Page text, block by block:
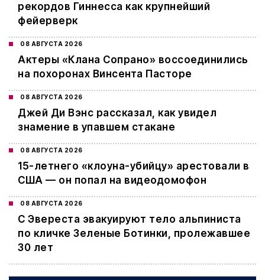
рекордов Гиннесса как крупнейший
фейерверк
08 АВГУСТА 2026
Актеры «Клана Сопрано» воссоединились
на похоронах Винсента Пасторе
08 АВГУСТА 2026
Джей Ди Вэнс рассказал, как увидел
знамение в упавшем стакане
08 АВГУСТА 2026
15-летнего «клоуна-убийцу» арестовали в
США — он попал на видеодомофон
08 АВГУСТА 2026
С Эвереста эвакуируют тело альпиниста
по кличке Зеленые Ботинки, пролежавшее
30 лет